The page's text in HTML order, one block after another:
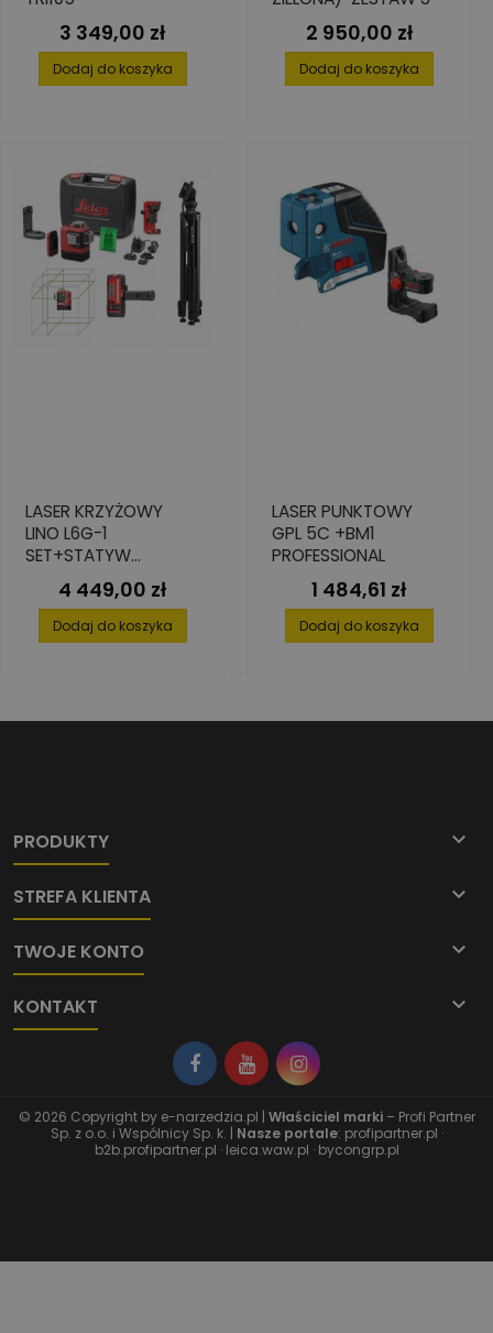
Cena
3 349,00 zł
Dodaj do koszyka
Cena
2 950,00 zł
Dodaj do koszyka
LASER KRZYŻOWY
LINO L6G-1
SET+STATYW
TRI105+DETEKTOR
RGR200
Cena
4 449,00 zł
Dodaj do koszyka
LASER PUNKTOWY
GPL 5C +BM1
PROFESSIONAL
Cena
1 484,61 zł
Dodaj do koszyka
PRODUKTY 
STREFA KLIENTA 
TWOJE KONTO 
KONTAKT 
© 2026 Copyright by e-narzedzia.pl | Właściciel marki– Profi Partner
Sp. z o.o. i Wspólnicy Sp. k. | Nasze portale: profipartner.pl ·
b2b.profipartner.pl · leica.waw.pl · bycongrp.pl